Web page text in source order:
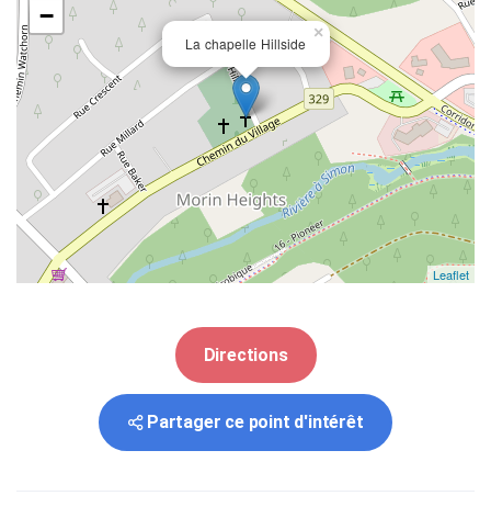
La chapelle Hillside
×
−
Leaflet
Directions
Partager ce point d'intérêt